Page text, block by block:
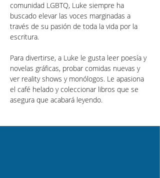
comunidad LGBTQ, Luke siempre ha
buscado elevar las voces marginadas a
través de su pasión de toda la vida por la
escritura.
Para divertirse, a Luke le gusta leer poesía y
novelas gráficas, probar comidas nuevas y
ver reality shows y monólogos. Le apasiona
el café helado y coleccionar libros que se
asegura que acabará leyendo.